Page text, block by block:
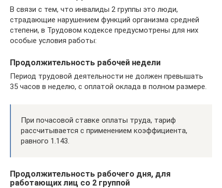
В связи с тем, что инвалиды 2 группы это люди,
страдающие нарушением функций организма средней
степени, в Трудовом кодексе предусмотрены для них
особые условия работы:
Продолжительность рабочей недели
Период трудовой деятельности не должен превышать
35 часов в неделю, с оплатой оклада в полном размере.
При почасовой ставке оплаты труда, тариф
рассчитывается с применением коэффициента,
равного 1.143.
Продолжительность рабочего дня, для
работающих лиц со 2 группой